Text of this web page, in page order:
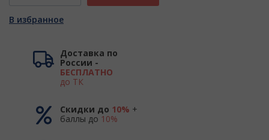
В избранное
Доставка по
России -
БЕСПЛАТНО
до ТК
Скидки до 10% +
баллы до 10%